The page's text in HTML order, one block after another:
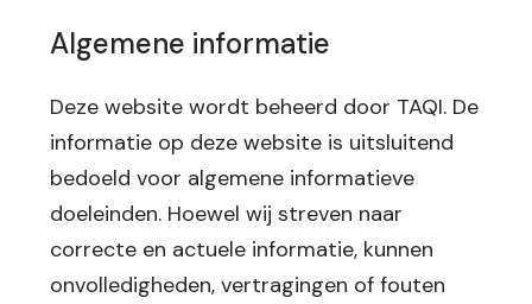
Algemene informatie
Deze website wordt beheerd door TAQI. De
informatie op deze website is uitsluitend
bedoeld voor algemene informatieve
doeleinden. Hoewel wij streven naar
correcte en actuele informatie, kunnen
onvolledigheden, vertragingen of fouten